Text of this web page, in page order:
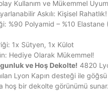
Kullanım ve Mükemmel
Askılı: Kişisel Rahatlık!
%90 Polyamid – %10 Elastane
1x Sütyen, 1x Külot
Hediye Olarak Mükemmel!
ve Hoş Dekolte! 4820
Lyon Kapın desteği ile
hoş bir dekolte görünümü sunar.